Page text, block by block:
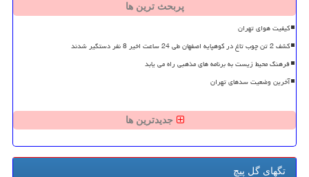
پربحث ترین ها
کیفیت هوای تهران
کشف 2 تن چوب تاغ در کوهپایه اصفهان طی 24 ساعت اخیر 8 نفر دستگیر شدند
فرهنگ محیط زیست به برنامه های مذهبی راه می یابد
آخرین وضعیت سدهای تهران
جدیدترین ها
تگهای گل پیچ